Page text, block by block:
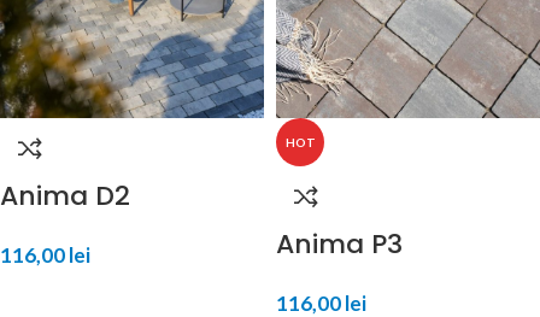
Anima D2
116,00lei
HOT
Anima P3
116,00lei